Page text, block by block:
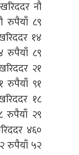
नौ
रुपैयाँ ८९
१४
रुपैयाँ ८९
२१
रुपैयाँ ९१
१८
रुपैयाँ २९
४६०
रुपैयाँ ५२